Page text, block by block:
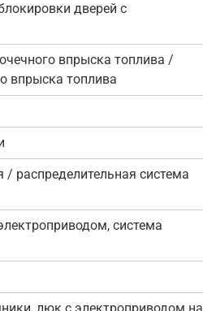
дверей с
впрыска топлива /
впрыска топлива
распределительная система
система